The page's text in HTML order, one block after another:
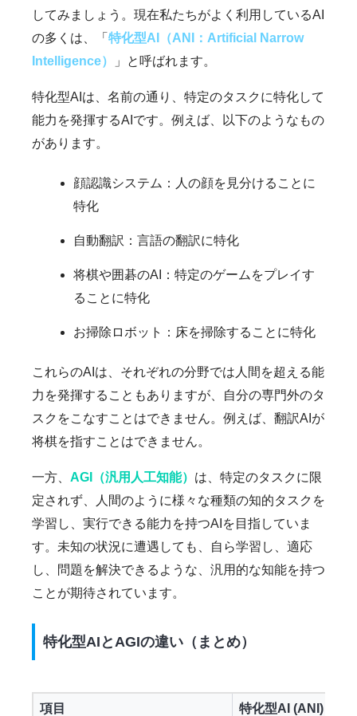
してみましょう。現在私たちがよく利用しているAI
の多くは、「 特化型AI（ANI：Artificial Narrow
Intelligence）
」と呼ばれます。
特化型AIは、名前の通り、特定のタスクに特化して
能力を発揮するAIです。例えば、以下のようなもの
があります。
顔認識システム：人の顔を見分けることに
特化
自動翻訳：言語の翻訳に特化
将棋や囲碁のAI：特定のゲームをプレイす
ることに特化
お掃除ロボット：床を掃除することに特化
これらのAIは、それぞれの分野では人間を超える能
力を発揮することもありますが、自分の専門外のタ
スクをこなすことはできません。例えば、翻訳AIが
将棋を指すことはできません。
一方、 AGI（汎用人工知能） は、特定のタスクに限
定されず、人間のように様々な種類の知的タスクを
学習し、実行できる能力を持つAIを目指していま
す。未知の状況に遭遇しても、自ら学習し、適応
し、問題を解決できるような、汎用的な知能を持つ
ことが期待されています。
特化型AIとAGIの違い（まとめ）
項目 特化型AI (ANI)